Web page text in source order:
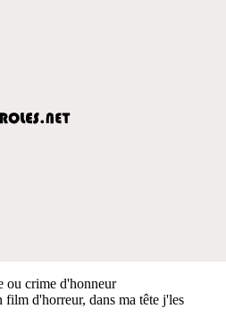
ou crime d'honneur
d'horreur, dans ma tête j'les